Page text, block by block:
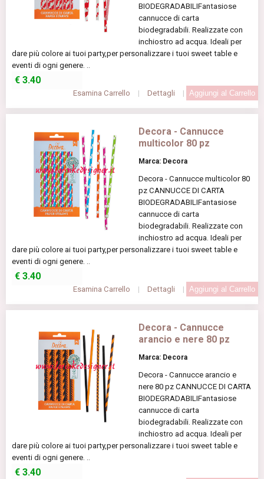
BIODEGRADABILIFantasiose
cannucce di carta
biodegradabili. Realizzate con
inchiostro ad acqua. Ideali per
dare più colore ai tuoi party,per personalizzare i tuoi sweet table e
eventi di ogni genere. ..
€ 3.40
Esamina Carrello | Dettagli |
Decora - Cannucce
multicolor 80 pz
Marca: Decora
Decora - Cannucce multicolor 80
pz CANNUCCE DI CARTA
BIODEGRADABILIFantasiose
cannucce di carta
biodegradabili. Realizzate con
inchiostro ad acqua. Ideali per
dare più colore ai tuoi party,per personalizzare i tuoi sweet table e
eventi di ogni genere. ..
€ 3.40
Esamina Carrello | Dettagli |
Decora - Cannucce
arancio e nere 80 pz
Marca: Decora
Decora - Cannucce arancio e
nere 80 pz CANNUCCE DI CARTA
BIODEGRADABILIFantasiose
cannucce di carta
biodegradabili. Realizzate con
inchiostro ad acqua. Ideali per
dare più colore ai tuoi party,per personalizzare i tuoi sweet table e
eventi di ogni genere. ..
€ 3.40